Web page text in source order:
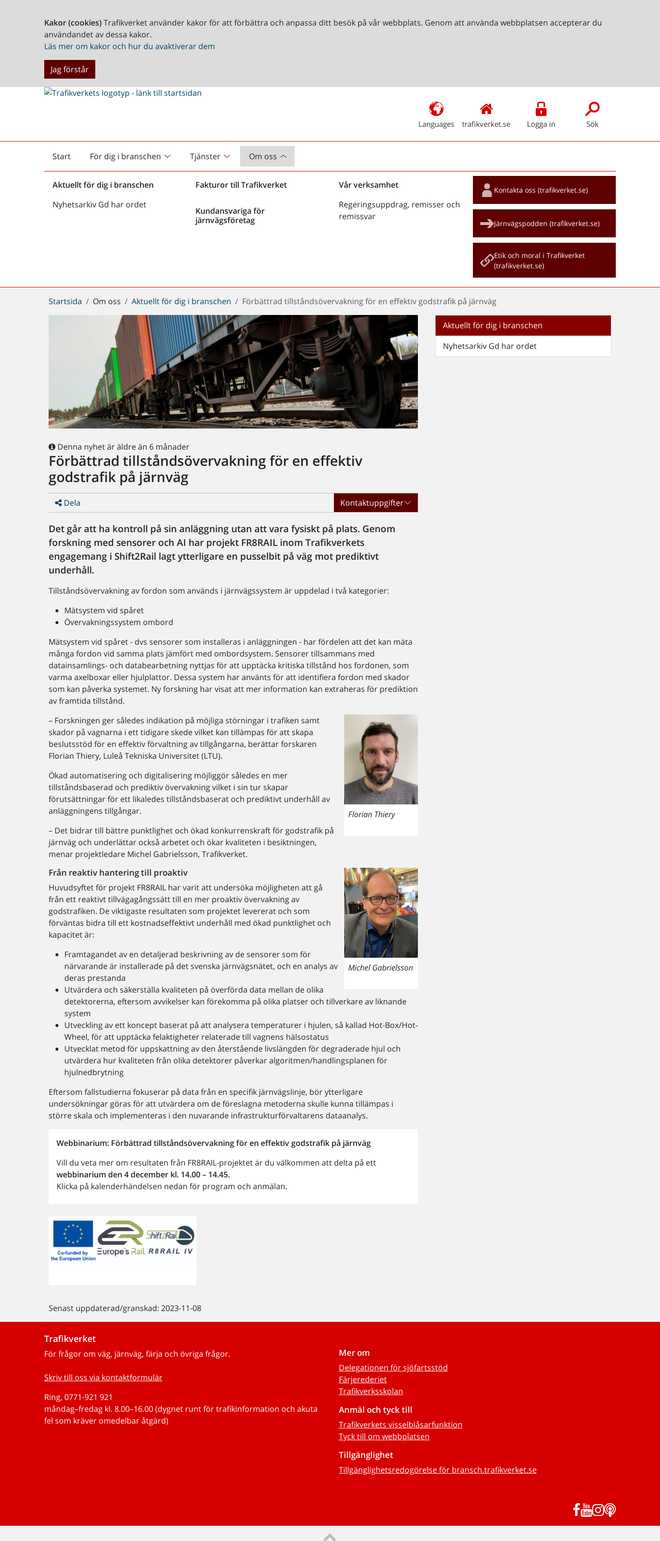
Kakor (cookies)Trafikverket använder kakor för att förbättra och anpassa ditt besök på vår webbplats. Genom att använda webbplatsen accepterar du
användandet av dessa kakor.
Läs mer om kakor och hur du avaktiverar dem
Jag förstår
Languages trafikverket.se Logga in Sök
Start
Startsida För dig i branschen Tjänster Om oss
Aktuellt för dig i branschen
Nyhetsarkiv Gd har ordet
Fakturor till Trafikverket
Kundansvariga för
järnvägsföretag
Vår verksamhet
Regeringsuppdrag, remisser och
remissvar
Snabblänkar
Kontakta oss (trafikverket.se)
Järnvägspodden (trafikverket.se)
Etik och moral i Trafikverket
(trafikverket.se)
Du
är
Startsida Om oss Aktuellt för dig i branschen Förbättrad tillståndsövervakning för en effektiv godstrafik på järnväg
Denna nyhet är äldre än 6 månader
Förbättrad tillståndsövervakning för en effektiv
godstrafik på järnväg
Dela Kontaktuppgifter
Det går att ha kontroll på sin anläggning utan att vara fysiskt på plats. Genom
forskning med sensorer och AI har projekt FR8RAIL inom Trafikverkets
engagemang i Shift2Rail lagt ytterligare en pusselbit på väg mot prediktivt
underhåll.
Tillståndsövervakning av fordon som används i järnvägssystem är uppdelad i två kategorier:
Mätsystem vid spåret
Övervakningssystem ombord
Mätsystem vid spåret - dvs sensorer som installeras i anläggningen - har fördelen att det kan mäta
många fordon vid samma plats jämfört med ombordsystem. Sensorer tillsammans med
datainsamlings- och databearbetning nyttjas för att upptäcka kritiska tillstånd hos fordonen, som
varma axelboxar eller hjulplattor. Dessa system har använts för att identifiera fordon med skador
som kan påverka systemet. Ny forskning har visat att mer information kan extraheras för prediktion
av framtida tillstånd.
Florian Thiery
– Forskningen ger således indikation på möjliga störningar i trafiken samt
skador på vagnarna i ett tidigare skede vilket kan tillämpas för att skapa
beslutsstöd för en effektiv förvaltning av tillgångarna, berättar forskaren
Florian Thiery, Luleå Tekniska Universitet (LTU).
Ökad automatisering och digitalisering möjliggör således en mer
tillståndsbaserad och prediktiv övervakning vilket i sin tur skapar
förutsättningar för ett likaledes tillståndsbaserat och prediktivt underhåll av
anläggningens tillgångar.
– Det bidrar till bättre punktlighet och ökad konkurrenskraft för godstrafik på
järnväg och underlättar också arbetet och ökar kvaliteten i besiktningen,
menar projektledare Michel Gabrielsson, Trafikverket.
Michel Gabrielsson
Från reaktiv hantering till proaktiv
Huvudsyftet för projekt FR8RAIL har varit att undersöka möjligheten att gå
från ett reaktivt tillvägagångssätt till en mer proaktiv övervakning av
godstrafiken. De viktigaste resultaten som projektet levererat och som
förväntas bidra till ett kostnadseffektivt underhåll med ökad punktlighet och
kapacitet är:
Framtagandet av en detaljerad beskrivning av de sensorer som för
närvarande är installerade på det svenska järnvägsnätet, och en analys av
deras prestanda
Utvärdera och säkerställa kvaliteten på överförda data mellan de olika
detektorerna, eftersom avvikelser kan förekomma på olika platser och tillverkare av liknande
system
Utveckling av ett koncept baserat på att analysera temperaturer i hjulen, så kallad Hot-Box/Hot-
Wheel, för att upptäcka felaktigheter relaterade till vagnens hälsostatus
Utvecklat metod för uppskattning av den återstående livslängden för degraderade hjul och
utvärdera hur kvaliteten från olika detektorer påverkar algoritmen/handlingsplanen för
hjulnedbrytning
Eftersom fallstudierna fokuserar på data från en specifik järnvägslinje, bör ytterligare
undersökningar göras för att utvärdera om de föreslagna metoderna skulle kunna tillämpas i
större skala och implementeras i den nuvarande infrastrukturförvaltarens dataanalys.
Webbinarium: Förbättrad tillståndsövervakning för en effektiv godstrafik på järnväg
Vill du veta mer om resultaten från FR8RAIL-projektet är du välkommen att delta på ett
webbinarium den 4 december kl. 14.00 – 14.45.
Klicka på kalenderhändelsen nedan för program och anmälan.
Senast uppdaterad/granskad: 2023-11-08
Aktuellt för dig i branschen
Nyhetsarkiv Gd har ordet
Trafikverket
För frågor om väg, järnväg, färja och övriga frågor.
Skriv till oss via kontaktformulär
Ring, 0771-921 921
måndag–fredag kl. 8.00–16.00 (dygnet runt för trafikinformation och akuta
fel som kräver omedelbar åtgärd)
Mer om
Delegationen för sjöfartsstöd
Färjerederiet
Trafikverksskolan
Anmäl och tyck till
Trafikverkets visselblåsarfunktion
Tyck till om webbplatsen
Tillgänglighet
Tillgänglighetsredogörelse för bransch.trafikverket.se
Facebook
YouTube
Instagram
Podd